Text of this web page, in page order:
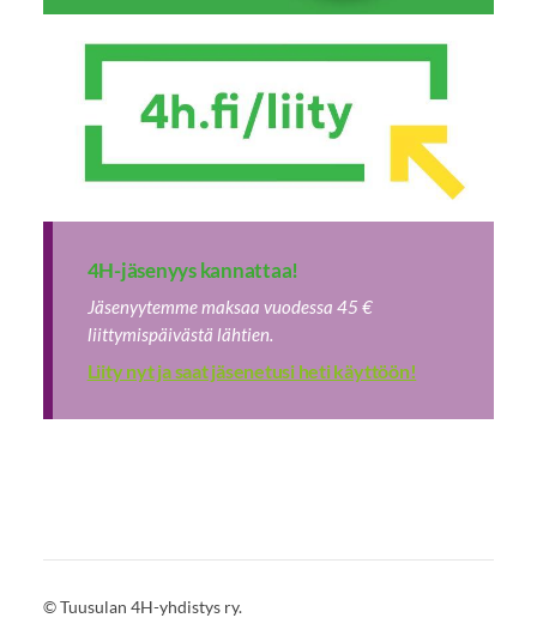
4H-jäsenyys kannattaa!
Jäsenyytemme maksaa vuodessa 45 €
liittymispäivästä lähtien.
Liity nyt ja saat jäsenetusi heti käyttöön!
©Tuusulan 4H-yhdistys ry.